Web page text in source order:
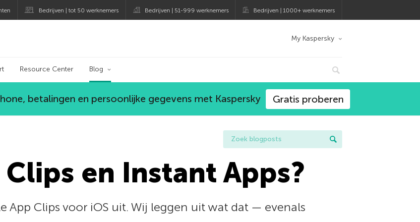
Bedrijven | tot 50 werknemers Bedrijven | 51-999 werknemers Bedrijven | 1000+ werknemers
My Kaspersky
Resource Center Blog
betalingen en persoonlijke gegevens met Kaspersky Gratis proberen
en Instant Apps?
App Clips voor iOS uit. Wij leggen uit wat dat — evenals